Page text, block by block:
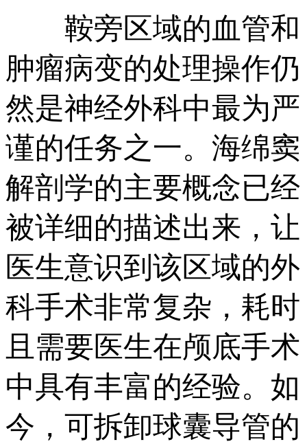
鞍旁区域的血管和
肿瘤病变的处理操作仍
然是神经外科中最为严
谨的任务之一。海绵窦
解剖学的主要概念已经
被详细的描述出来，让
医生意识到该区域的外
科手术非常复杂，耗时
且需要医生在颅底手术
中具有丰富的经验。如
今，可拆卸球囊导管的